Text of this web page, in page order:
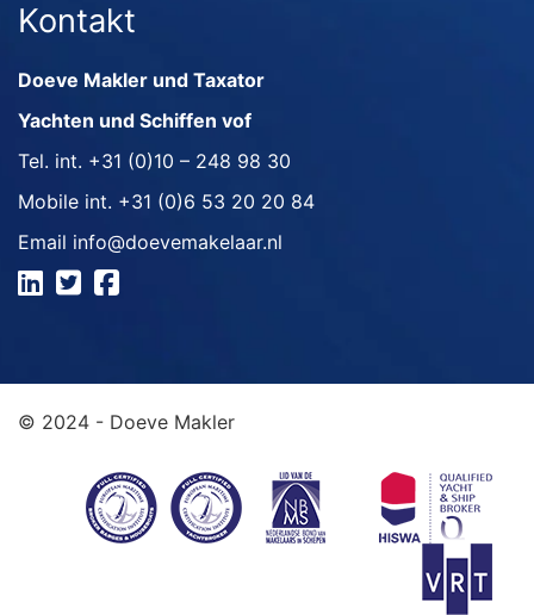
Kontakt
Doeve Makler und Taxator
Yachten und Schiffen vof
Tel. int. +31 (0)10 – 248 98 30
Mobile int. +31 (0)6 53 20 20 84
Email info@doevemakelaar.nl
© 2024 - Doeve Makler